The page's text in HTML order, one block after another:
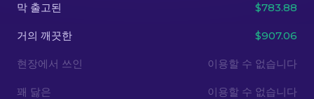
기타
막 출고된 $783.88
거의 깨끗한 $907.06
현장에서 쓰인 이용할 수 없습니다
꽤 닳은 이용할 수 없습니다